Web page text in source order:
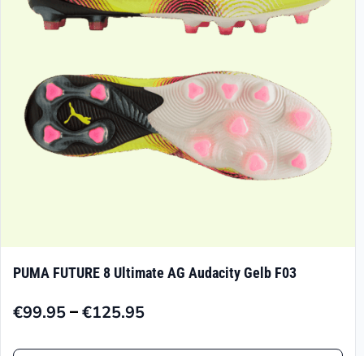
PUMA FUTURE 8 Ultimate AG Audacity Gelb F03
€99.95–€125.95
Preisspanne:
Dieses